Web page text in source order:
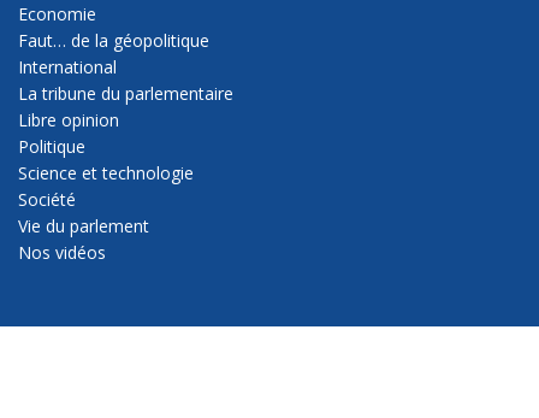
Economie
Faut… de la géopolitique
International
La tribune du parlementaire
Libre opinion
Politique
Science et technologie
Société
Vie du parlement
Nos vidéos